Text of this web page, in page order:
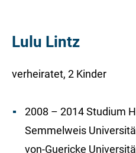
Lulu Lintz
verheiratet, 2 Kinder
2008 – 2014 Studium
Semmelweis
von-Guericke